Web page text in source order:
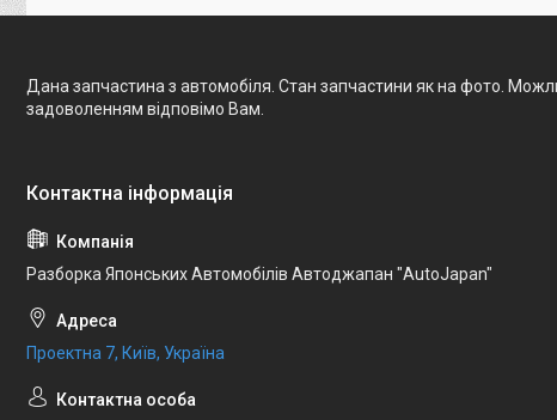
Дана запчастина з автомобіля. Стан запчастини як на фото.
задоволенням відповімо Вам.
Разборка Японських Автомобілів Автоджапан "AutoJapan"
Проектна 7, Київ, Україна